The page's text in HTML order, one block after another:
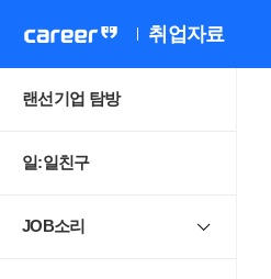
취업자료
랜선기업 탐방
일:일친구
JOB소리